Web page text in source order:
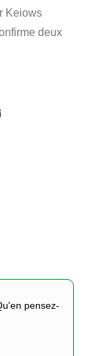
Keiows
deux
pensez-